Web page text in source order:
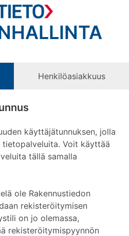
Henkilöasiakkuus
käyttäjätunnuksen, jolla
tietopalveluita. Voit käyttää
tällä samalla
ole Rakennustiedon
rekisteröitymisen
on jo olemassa,
rekisteröitymispyynnön